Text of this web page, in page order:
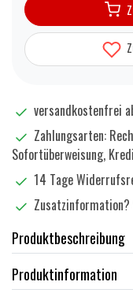
versandkostenfrei
Zahlungsarten:
Sofortüberweisung,
14 Tage
Zusatzinformation?
Produktbeschreibung
Produktinformation